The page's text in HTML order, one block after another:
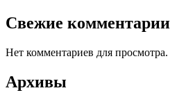
Свежие комментарии
Нет комментариев для просмотра.
Архивы